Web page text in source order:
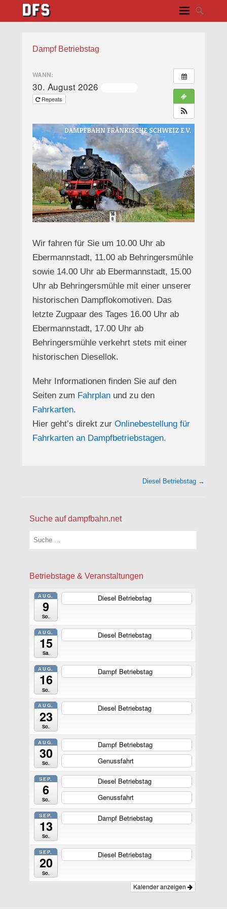
Dampf Betriebstag
WANN:
30. August 2026
Repeats
Wir fahren für Sie um 10.00 Uhr ab
Ebermannstadt, 11.00 ab Behringersmühle
sowie 14.00 Uhr ab Ebermannstadt, 15.00
Uhr ab Behringersmühle mit einer unserer
historischen Dampflokomotiven. Das
letzte Zugpaar des Tages 16.00 Uhr ab
Ebermannstadt, 17.00 Uhr ab
Behringersmühle verkehrt stets mit einer
historischen Diesellok.
Mehr Informationen finden Sie auf den
Seiten zum Fahrplan und zu den
Fahrkarten.
Hier geht’s direkt zur Onlinebestellung für
Fahrkarten an Dampfbetriebstagen.
Diesel Betriebstag →
Suche auf dampfbahn.net
Suchen
Betriebstage & Veranstaltungen
AUG.
9
So.
Diesel Betriebstag
AUG.
15
Sa.
Diesel Betriebstag
AUG.
16
So.
Dampf Betriebstag
AUG.
23
So.
Diesel Betriebstag
AUG.
30
So.
Dampf Betriebstag
Genussfahrt
SEP.
6
So.
Diesel Betriebstag
Genussfahrt
SEP.
13
So.
Dampf Betriebstag
SEP.
20
So.
Diesel Betriebstag
Kalender anzeigen